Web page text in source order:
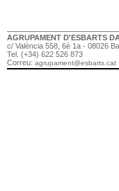
AGRUPAMENT D'ESBARTS
c/ València 558, 6è 1a - 08026
Tel. (+34) 622 526 873
Correu: agrupament@esbarts.cat